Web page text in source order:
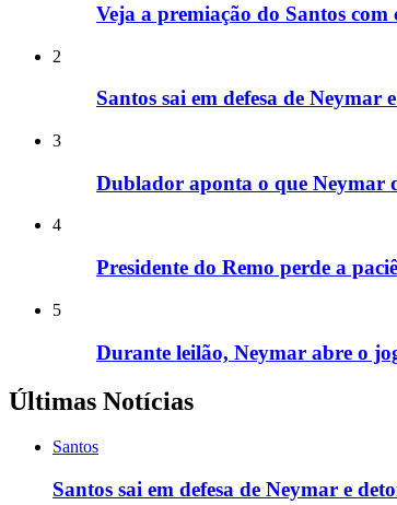
Veja a premiação do Santos
2
Santos sai em defesa de Neymar
3
Dublador aponta o que Neymar
4
Presidente do Remo perde a
5
Durante leilão, Neymar abre o
Últimas Notícias
Santos
Santos sai em defesa de Neymar e